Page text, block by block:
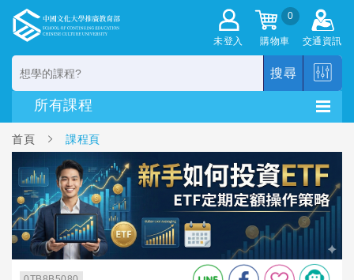
未登入
0
購物車 交通資訊
搜尋
首頁 課程頁